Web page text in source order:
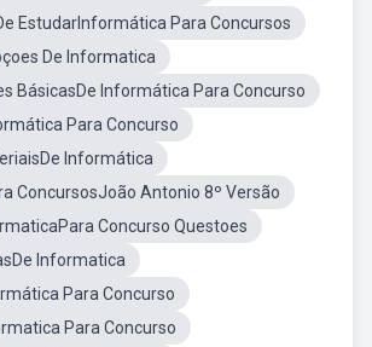
EstudarInformática Para Concursos
De Informatica
BásicasDe Informática Para Concurso
Para Concurso
Informática
ConcursosJoão Antonio 8º Versão
Concurso Questoes
Informatica
Para Concurso
Para Concurso